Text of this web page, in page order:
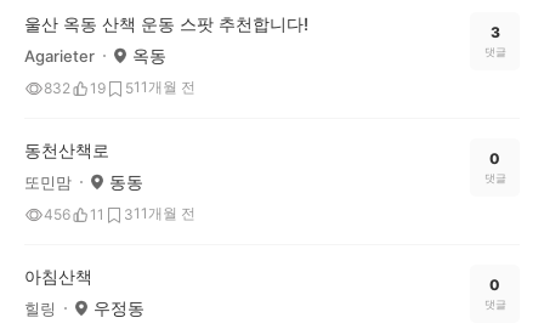
울산 옥동 산책 운동 스팟 추천합니다!
Agarieter 옥동
832 19 511개월 전
3
댓글
동천산책로
또민맘 동동
456 11 311개월 전
0
댓글
아침산책
힐링 우정동
0
댓글